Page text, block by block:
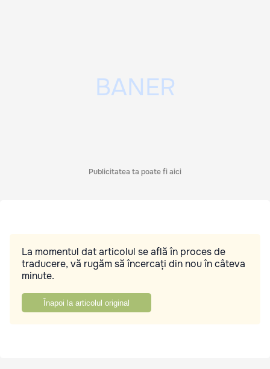
Publicitatea ta poate fi aici
La momentul dat articolul se află în proces de
traducere, vă rugăm să încercați din nou în câteva
minute.
Înapoi la articolul original